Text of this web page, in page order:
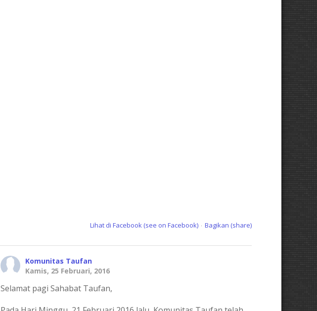
Lihat di Facebook (see on Facebook) · Bagikan (share)
Komunitas Taufan
Kamis, 25 Februari, 2016
Selamat pagi Sahabat Taufan,